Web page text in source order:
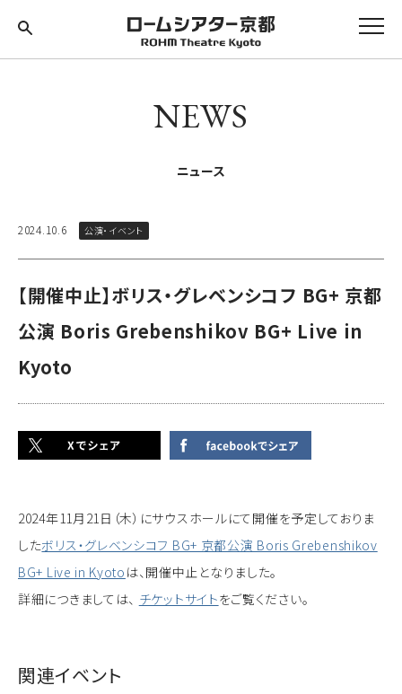
NEWS
ニュース
2024.10.6 公演・イベント
【開催中止】ボリス・グレベンシコフ BG+ 京都
公演 Boris Grebenshikov BG+ Live in
Kyoto
2024年11月21日（木）にサウスホールにて開催を予定しておりま
したボリス・グレベンシコフ BG+ 京都公演 Boris Grebenshikov
BG+ Live in Kyoto は、開催中止となりました。
詳細につきましては、 チケットサイトをご覧ください。
関連イベント